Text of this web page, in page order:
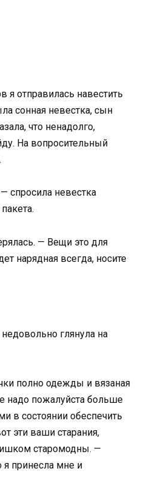
я отправилась навестить
сонная невестка, сын
что ненадолго,
На вопросительный
спросила невестка
— Вещи это для
нарядная всегда, носите
глянула на
полно одежды и вязаная
надо пожалуйста больше
в состоянии обеспечить
эти ваши старания,
старомодны. —
я принесла мне и